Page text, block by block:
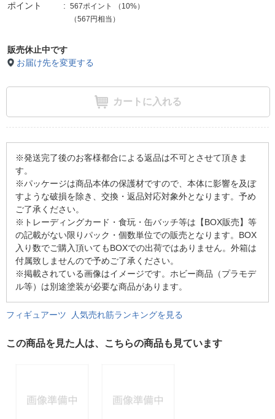
ポイント 567ポイント （ 10%）
（567円相当）
販売休止中です
お届け先を変更する
カートに入れる
※発送完了後のお客様都合による返品は不可とさせて頂きま
す。
※パッケージは商品本体の保護材ですので、本体に影響を及ぼ
すような破損を除き、交換・返品対応対象外となります。予め
ご了承ください。
※トレーディングカード・食玩・缶バッチ等は【BOX販売】等
の記載がない限りパック・個数単位での販売となります。BOX
入り数でご購入頂いてもBOXでの出荷ではありません。外箱は
付属致しませんので予めご了承ください。
※掲載されている画像はイメージです。ホビー商品（プラモデ
ル等）は別途塗装が必要な商品があります。
フィギュアーツ 人気売れ筋ランキングを見る
この商品を見た人は、こちらの商品も見ています